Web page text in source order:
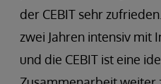
der CEBIT sehr
zwei Jahren intensiv mit
und die CEBIT ist eine